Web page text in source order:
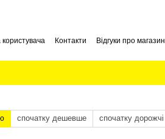
користувача Контакти Відгуки про магазин
спочатку дешевше спочатку дорожчі